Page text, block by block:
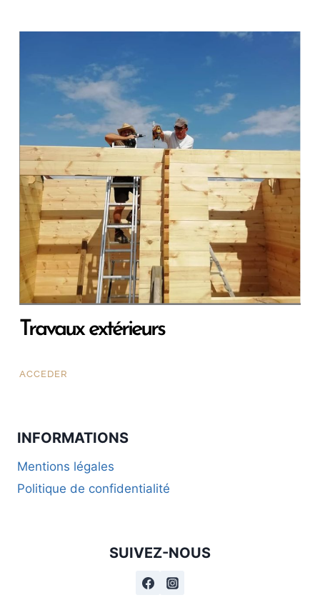
Travaux extérieurs
ACCEDER
INFORMATIONS
Mentions légales
Politique de confidentialité
SUIVEZ-NOUS